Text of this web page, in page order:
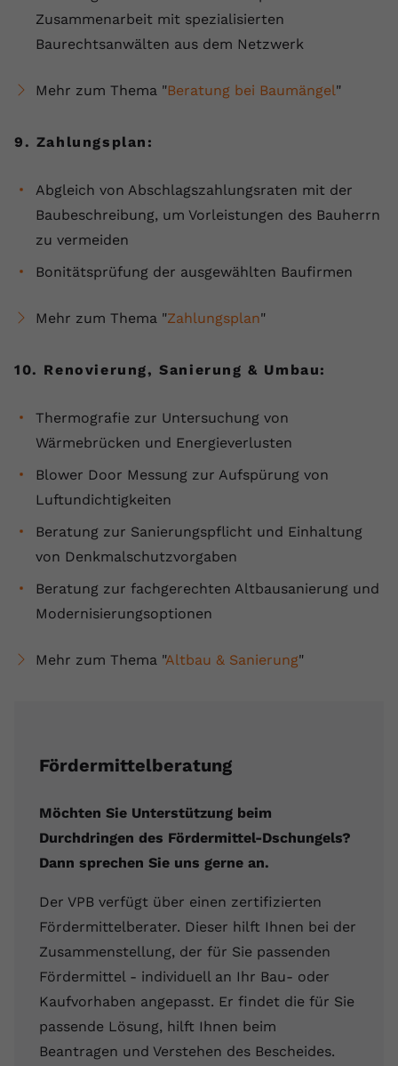
Zusammenarbeit mit spezialisierten
Baurechtsanwälten aus dem Netzwerk
Mehr zum Thema "Beratung bei Baumängel"
9. Zahlungsplan:
Abgleich von Abschlagszahlungsraten mit der
Baubeschreibung, um Vorleistungen des Bauherrn
zu vermeiden
Bonitätsprüfung der ausgewählten Baufirmen
Mehr zum Thema "Zahlungsplan"
10. Renovierung, Sanierung & Umbau:
Thermografie zur Untersuchung von
Wärmebrücken und Energieverlusten
Blower Door Messung zur Aufspürung von
Luftundichtigkeiten
Beratung zur Sanierungspflicht und Einhaltung
von Denkmalschutzvorgaben
Beratung zur fachgerechten Altbausanierung und
Modernisierungsoptionen
Mehr zum Thema "Altbau & Sanierung"
Fördermittelberatung
Möchten Sie Unterstützung beim
Durchdringen des Fördermittel-Dschungels?
Dann sprechen Sie uns gerne an.
Der VPB verfügt über einen zertifizierten
Fördermittelberater. Dieser hilft Ihnen bei der
Zusammenstellung, der für Sie passenden
Fördermittel - individuell an Ihr Bau- oder
Kaufvorhaben angepasst. Er findet die für Sie
passende Lösung, hilft Ihnen beim
Beantragen und Verstehen des Bescheides.